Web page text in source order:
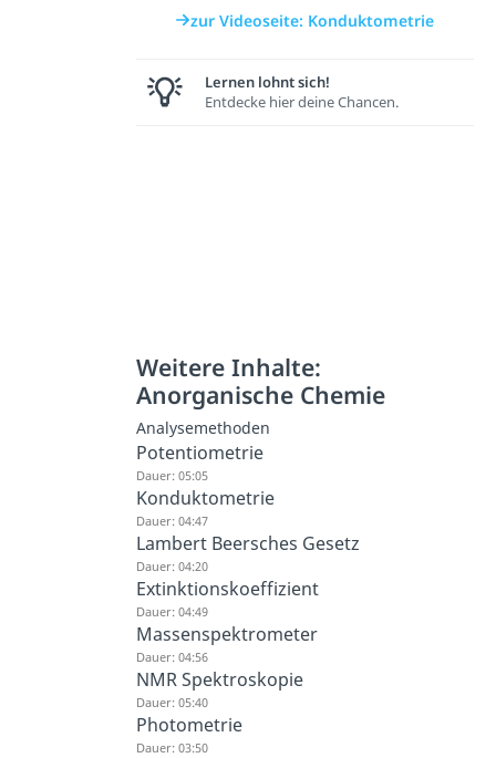
zur Videoseite: Konduktometrie
Lernen lohnt sich!
Entdecke hier deine Chancen.
Weitere Inhalte:
Anorganische Chemie
Analysemethoden
Potentiometrie
Dauer: 05:05
Konduktometrie
Dauer: 04:47
Lambert Beersches Gesetz
Dauer: 04:20
Extinktionskoeffizient
Dauer: 04:49
Massenspektrometer
Dauer: 04:56
NMR Spektroskopie
Dauer: 05:40
Photometrie
Dauer: 03:50